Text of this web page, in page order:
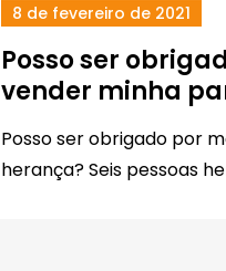
8 de fevereiro de 2021
Posso ser
vender minha
Posso ser obrigado por
herança? Seis pessoas